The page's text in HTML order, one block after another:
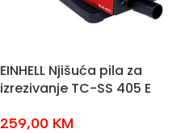
EINHELL Njišuća pila za
izrezivanje TC-SS 405 E
259,00 KM